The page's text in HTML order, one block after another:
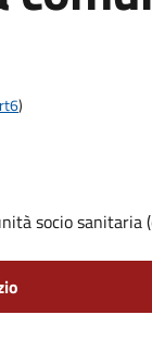
)
socio sanitaria